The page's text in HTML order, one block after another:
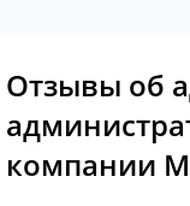
Отзывы об
компании